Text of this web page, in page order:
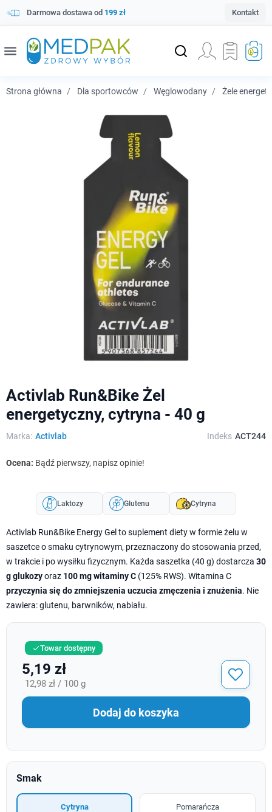
Darmowa dostawa od 199 zł Kontakt
menu
Strona główna Dla sportowców Węglowodany Żele
Activlab Run&Bike Żel
energetyczny, cytryna - 40 g
Marka: Activlab Indeks ACT244
Ocena: Bądź pierwszy, napisz opinie!
Laktozy Glutenu Cytryna
Activlab Run&Bike Energy Gel to suplement diety w formie żelu w
saszetce o smaku cytrynowym, przeznaczony do stosowania przed,
w trakcie i po wysiłku fizycznym. Każda saszetka (40 g) dostarcza 30
g glukozyoraz 100 mg witaminy C (125% RWS). Witamina C
przyczynia się do zmniejszenia uczucia zmęczenia i znużenia. Nie
zawiera: glutenu, barwników, nabiału.
Towar dostępny
5,19 zł
12,98 zł / 100 g
Dodaj do koszyka
Smak
Cytryna Pomarańcza